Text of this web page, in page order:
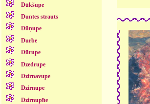
Dūkšupe
Duntes strauts
Dūņupe
Durbe
Dūrupe
Dzedrupe
Dzirnavupe
Dzirnupe
Dzirnupīte